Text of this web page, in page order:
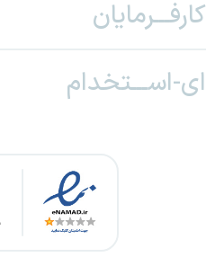
کارفـــرمایان
ای-اســـتخدام